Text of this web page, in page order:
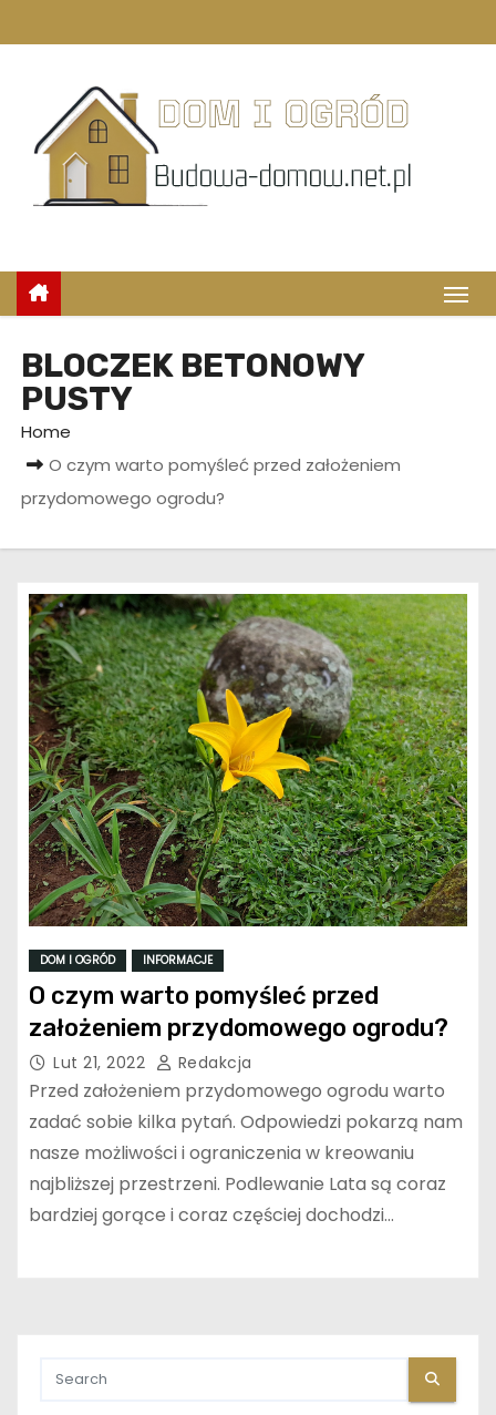
k
e
BLOCZEK BETONOWY
PUSTY
Home
O czym warto pomyśleć przed założeniem
przydomowego ogrodu?
DOM I OGRÓD INFORMACJE
O czym warto pomyśleć przed
założeniem przydomowego ogrodu?
Lut 21, 2022 Redakcja
Przed założeniem przydomowego ogrodu warto
zadać sobie kilka pytań. Odpowiedzi pokarzą nam
nasze możliwości i ograniczenia w kreowaniu
najbliższej przestrzeni. Podlewanie Lata są coraz
bardziej gorące i coraz częściej dochodzi…